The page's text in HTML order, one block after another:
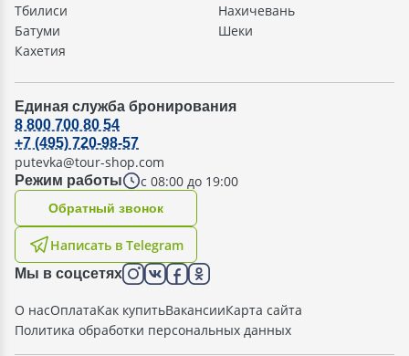
Тбилиси
Батуми
Кахетия
Нахичевань
Шеки
Единая служба бронирования
Режим работы с 08:00 до 19:00
8 800 700 80 54
+7 (495) 720-98-57
putevka@tour-shop.com
Написать в Telegram
Oбратный звонок
Мы в соцсетях
О насОплатаКак купитьВакансииКарта сайта
Политика обработки персональных данных